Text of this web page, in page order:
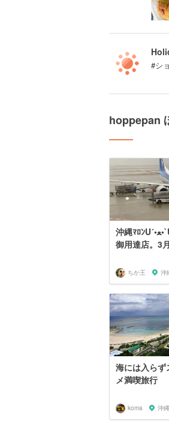
#シ
hoppepan
沖縄ﾏﾛﾝU´•ﻌ•`Uと一緒。ｼﾞﾓ人
御用達店。3
ちか王 沖
海には入ら
メ満喫旅行
koma 沖縄